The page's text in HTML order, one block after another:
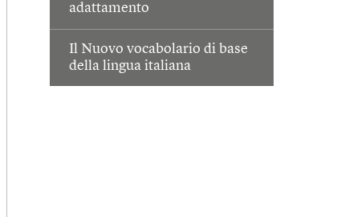
adattamento
Il Nuovo vocabolario di base
della lingua italiana